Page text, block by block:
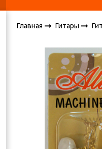
Главная Гитары